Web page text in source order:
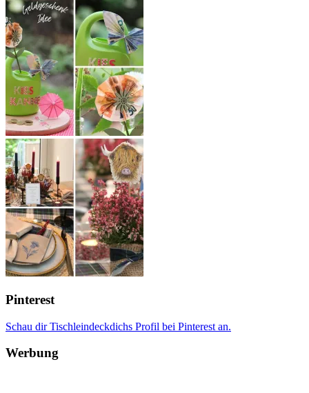
Pinterest
Schau dir Tischleindeckdichs Profil bei Pinterest an.
Werbung